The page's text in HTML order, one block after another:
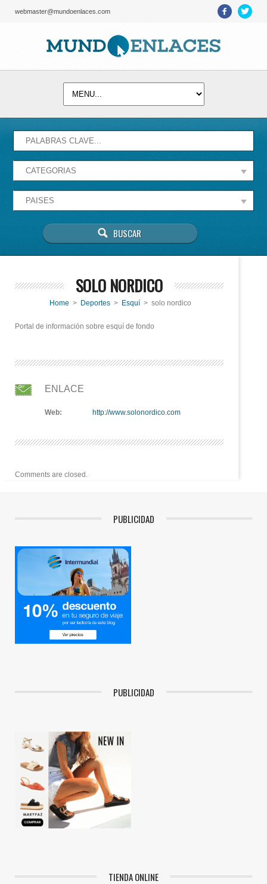
webmaster@mundoenlaces.com
SOLO NORDICO
Home > Deportes> Esquí > solo nordico
Portal de información sobre esquí de fondo
ENLACE
Web: http://www.solonordico.com
Comments are closed.
PUBLICIDAD
PUBLICIDAD
TIENDA ONLINE